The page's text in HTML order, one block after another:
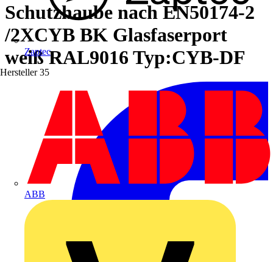
Zaptec
Hersteller 35
ABB
Schutzhaube nach EN50174-2
/2XCYB BK Glasfaserport
weiß RAL9016 Typ:CYB-DF